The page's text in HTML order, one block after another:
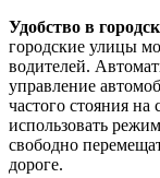
Удобство в
городские улицы
водителей.
управление
частого стояния на
использовать
свободно
дороге.